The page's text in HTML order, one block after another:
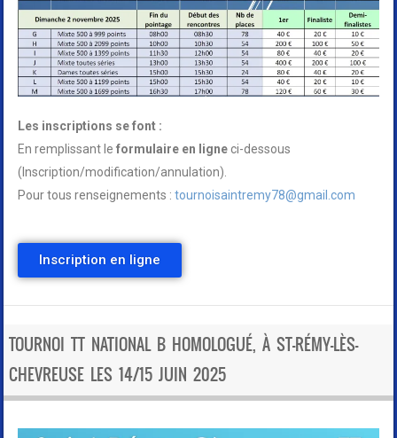
Les inscriptions se font :
En remplissant leformulaire en ligne ci-dessous
(Inscription/modification/annulation).
Pour tous renseignements :tournoisaintremy78@gmail.com
Inscription en ligne
TOURNOI TT NATIONAL B HOMOLOGUÉ, À ST-RÉMY-LÈS-
CHEVREUSE LES 14/15 JUIN 2025